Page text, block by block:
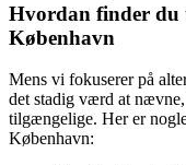
Hvordan finder du
København
Mens vi fokuserer på
det stadig værd at
tilgængelige. Her er
København: